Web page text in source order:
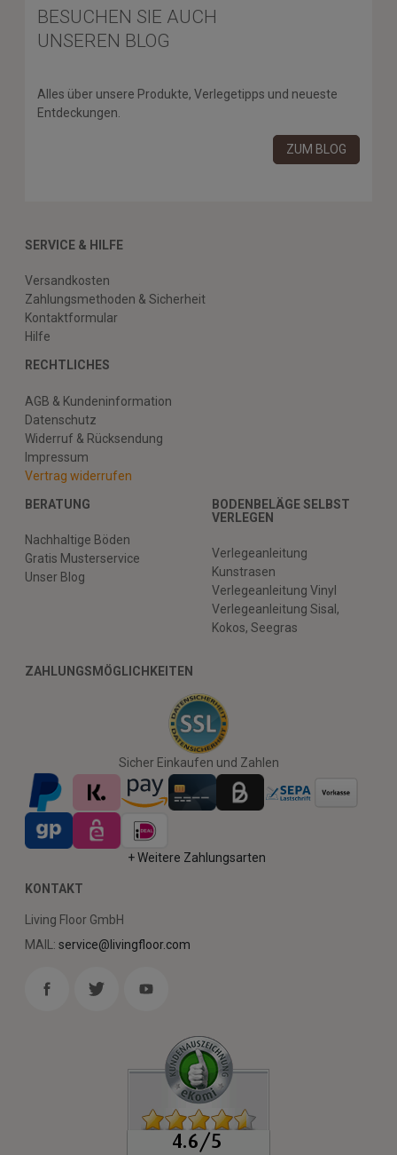
BESUCHEN SIE AUCH
UNSEREN BLOG
Alles über unsere Produkte, Verlegetipps und neueste
Entdeckungen.
ZUM BLOG
SERVICE & HILFE
Versandkosten
Zahlungsmethoden & Sicherheit
Kontaktformular
Hilfe
RECHTLICHES
AGB & Kundeninformation
Datenschutz
Widerruf & Rücksendung
Impressum
Vertrag widerrufen
BERATUNG
Nachhaltige Böden
Gratis Musterservice
Unser Blog
BODENBELÄGE SELBST
VERLEGEN
Verlegeanleitung
Kunstrasen
Verlegeanleitung Vinyl
Verlegeanleitung Sisal,
Kokos, Seegras
ZAHLUNGSMÖGLICHKEITEN
Sicher Einkaufen und Zahlen
+ Weitere Zahlungsarten
KONTAKT
Living Floor GmbH
MAIL: service@livingfloor.com